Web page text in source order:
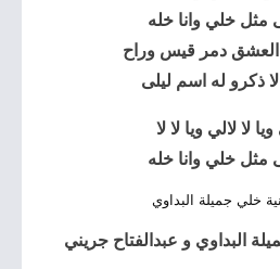
مثل خلي وانا خله
العشق دمر قيس وراح
ذكرو له اسم ليلى
ويا لا لالي ويا لا لا
مثل خلي وانا خله
خلي جميلة البداوي
البداوي و عبدالفتاح جريني